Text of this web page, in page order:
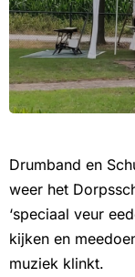
Drumband en
weer het
‘speciaal veur
kijken en
muziek klinkt.